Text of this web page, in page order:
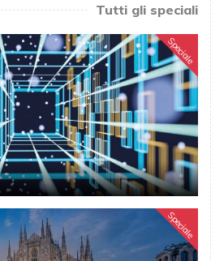
Tutti gli speciali
Speciale
Speciale